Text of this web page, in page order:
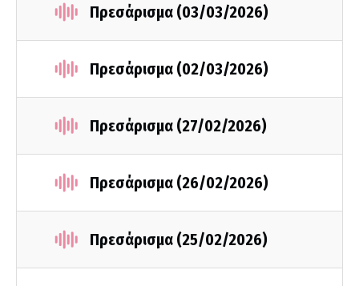
Πρεσάρισμα (03/03/2026)
Πρεσάρισμα (02/03/2026)
Πρεσάρισμα (27/02/2026)
Πρεσάρισμα (26/02/2026)
Πρεσάρισμα (25/02/2026)